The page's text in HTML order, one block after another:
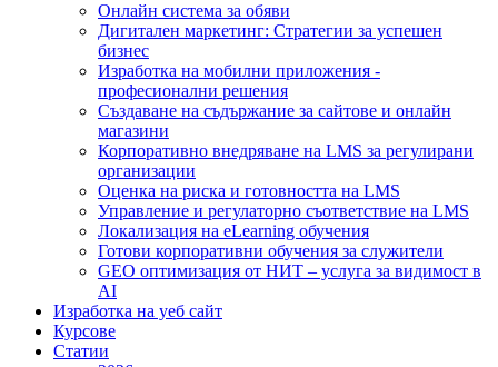
Онлайн система за обяви
Дигитален маркетинг: Стратегии за успешен
бизнес
Изработка на мобилни приложения -
професионални решения
Създаване на съдържание за сайтове и онлайн
магазини
Корпоративно внедряване на LMS за регулирани
организации
Оценка на риска и готовността на LMS
Управление и регулаторно съответствие на LMS
Локализация на eLearning обучения
Готови корпоративни обучения за служители
GEO оптимизация от НИТ – услуга за видимост в
AI
Изработка на уеб сайт
Курсове
Статии